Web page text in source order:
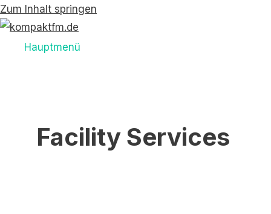
Zum Inhalt springen
Hauptmenü
Facility Services